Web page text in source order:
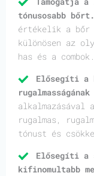
tónusosabb bőrt.
értékelik a bőr
különösen az
has és a combok.
Elősegíti a
rugalmas,
tónust és
Elősegíti a
kifinomultabb